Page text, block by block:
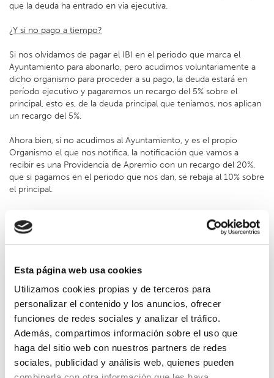
Esta página web usa cookies
Utilizamos cookies propias y de terceros para
personalizar el contenido y los anuncios, ofrecer
funciones de redes sociales y analizar el tráfico.
Además, compartimos información sobre el uso que
haga del sitio web con nuestros partners de redes
sociales, publicidad y análisis web, quienes pueden
que la deuda ha entrado en vía ejecutiva.
¿Y si no pago a tiempo?
Si nos olvidamos de pagar el IBI en el periodo que marca el
Ayuntamiento para abonarlo, pero acudimos voluntariamente a
dicho organismo para proceder a su pago, la deuda estará en
período ejecutivo y pagaremos un recargo del 5% sobre el
principal, esto es, de la deuda principal que teníamos, nos aplican
un recargo del 5%.
Ahora bien, si no acudimos al Ayuntamiento, y es el propio
Organismo el que nos notifica, la notificación que vamos a
recibir es una Providencia de Apremio con un recargo del 20%,
que si pagamos en el periodo que nos dan, se rebaja al 10% sobre
el principal.
marca el Ayuntamiento, entonces el recargo queda establecido
continúa sin abonarse, se procederá a actuar contra los bienes
del deudor desde dinero en cuentas en entidades de crédito a
sus bienes inmuebles, de acuerdo al artículo 169 de la Ley
General Tributaria.
En última instancia, y en caso de que la deuda no pueda
satisfacerse, se procederá al embargo de la vivienda por el
importe que corresponda, incluidos gastos de costas, intereses,
etc.